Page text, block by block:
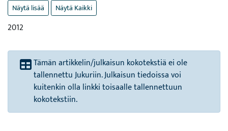
Näytä lisää Näytä Kaikki
2012
Tämän artikkelin/julkaisun kokotekstiä ei ole
tallennettu Jukuriin. Julkaisun tiedoissa voi
kuitenkin olla linkki toisaalle tallennettuun
kokotekstiin.